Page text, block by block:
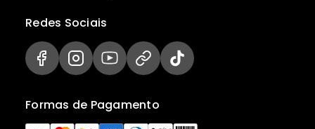
Formas de Pagamento
Redes Sociais